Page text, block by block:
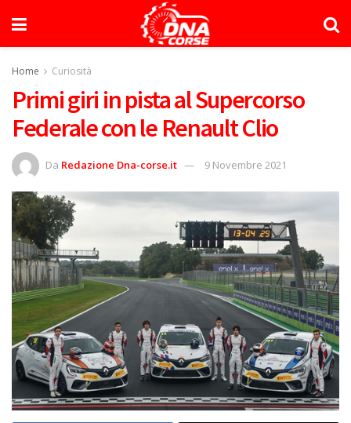
Home Curiosità
Primi giri in pista al Supercorso
Federale con le Renault Clio
Da Redazione Dna-corse.it 9 Novembre 2021